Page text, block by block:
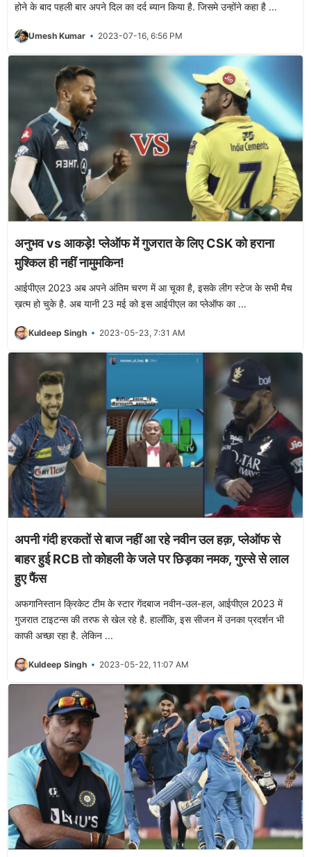
होने के बाद पहली बार अपने दिल का दर्द ब्यान किया है. जिसमे उन्होंने कहा है ...
Umesh Kumar 2023-07-16, 6:56 PM
अनुभव vs आकड़े! प्लेऑफ में गुजरात के लिए CSK को हराना
मुश्किल ही नहीं नामुमकिन!
आईपीएल 2023 अब अपने अंतिम चरण में आ चूका है, इसके लीग स्टेज के सभी मैच
ख़त्म हो चुके है. अब यानी 23 मई को इस आईपीएल का प्लेऑफ का ...
Kuldeep Singh 2023-05-23, 7:31 AM
अपनी गंदी हरकतों से बाज नहीं आ रहे नवीन उल हक़, प्लेऑफ से
बाहर हुई RCB तो कोहली के जले पर छिड़का नमक, गुस्से से लाल
हुए फैंस
अफगानिस्तान क्रिकेट टीम के स्टार गेंदबाज नवीन-उल-हल, आईपीएल 2023 में
गुजरात टाइटन्स की तरफ से खेल रहे है. हालाँकि, इस सीजन में उनका प्रदर्शन भी
काफी अच्छा रहा है. लेकिन ...
Kuldeep Singh 2023-05-22, 11:07 AM